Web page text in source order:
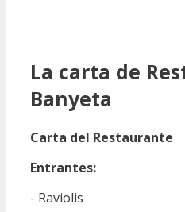
La carta de
Banyeta
Carta del Restaurante
Entrantes:
- Raviolis